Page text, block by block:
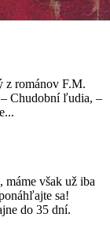
z románov F.M.
Chudobní ľudia, –
máme však už iba
sa!
do 35 dní.